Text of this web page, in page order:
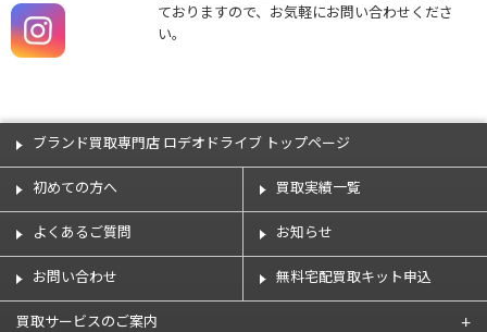
ておりますので、お気軽にお問い合わせくださ
い。
ブランド買取専門店 ロデオドライブ トップページ
初めての方へ 買取実績一覧
よくあるご質問 お知らせ
お問い合わせ 無料宅配買取キット申込
買取サービスのご案内